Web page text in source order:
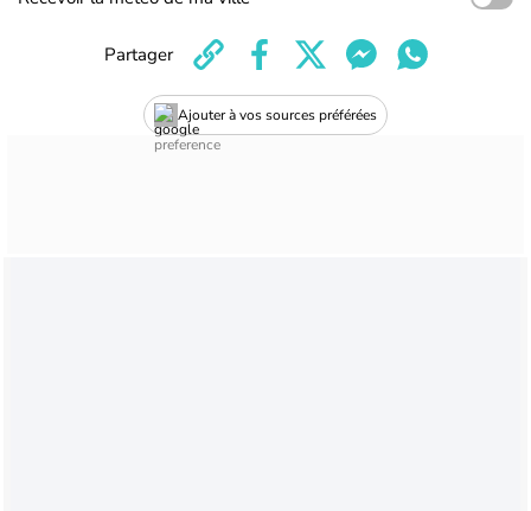
Ajouter à vos sources préférées
Partager